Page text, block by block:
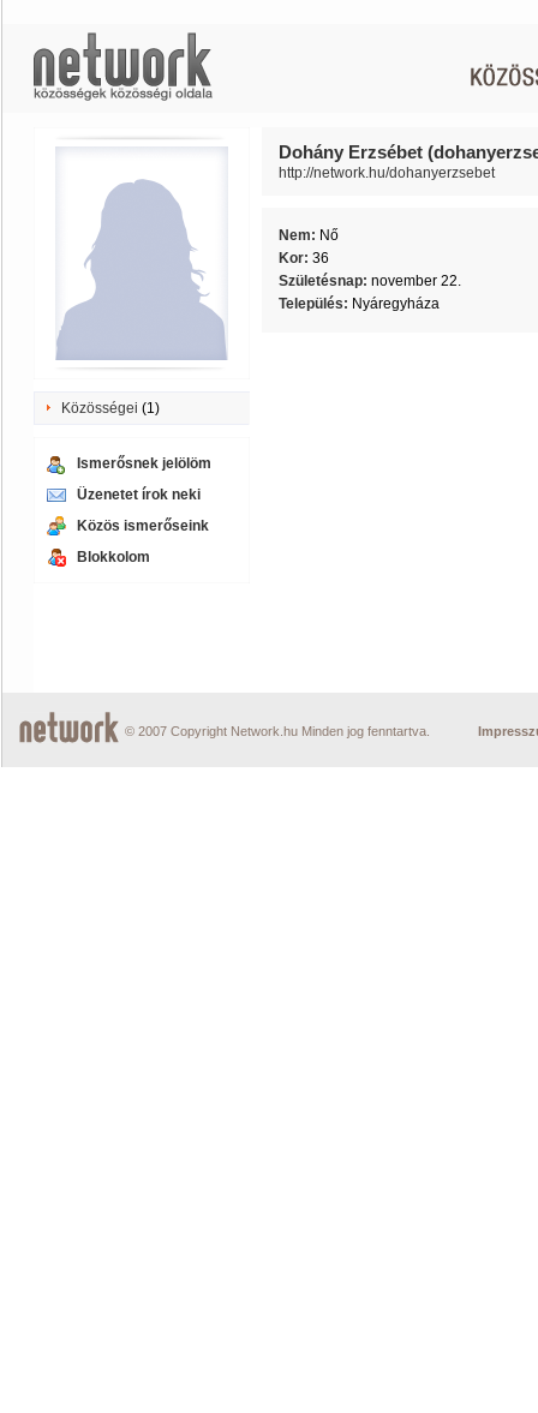
Közösségei (1)
Ismerősnek jelölöm
Üzenetet írok neki
Közös ismerőseink
Blokkolom
Dohány Erzsébet
http://network.hu/dohanyerzsebet
Nem: Nő
Kor: 36
Születésnap: november 22.
Település: Nyáregyháza
© 2007 Copyright Network.hu Minden jog fenntartva.